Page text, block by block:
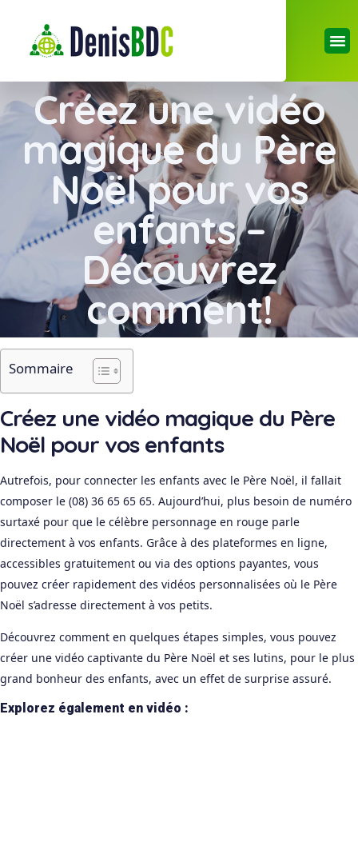
Créez une vidéo
magique du Père
Noël pour vos
enfants –
Découvrez
comment!
Sommaire
Créez une vidéo magique du Père
Noël pour vos enfants
Autrefois, pour connecter les enfants avec le Père Noël, il fallait
composer le (08) 36 65 65 65. Aujourd’hui, plus besoin de numéro
surtaxé pour que le célèbre personnage en rouge parle
directement à vos enfants. Grâce à des plateformes en ligne,
accessibles gratuitement ou via des options payantes, vous
pouvez créer rapidement des vidéos personnalisées où le Père
Noël s’adresse directement à vos petits.
Découvrez comment en quelques étapes simples, vous pouvez
créer une vidéo captivante du Père Noël et ses lutins, pour le plus
grand bonheur des enfants, avec un effet de surprise assuré.
Explorez également en vidéo :